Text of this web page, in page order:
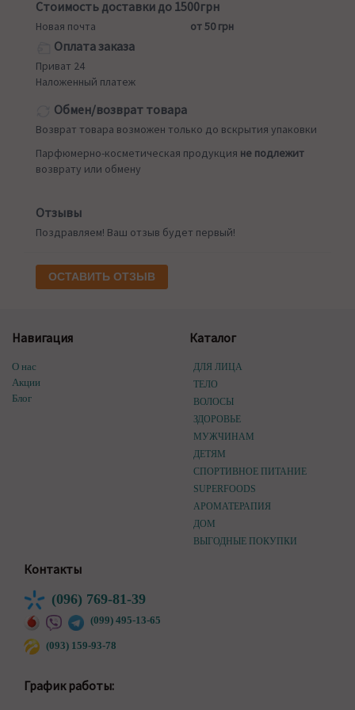
Стоимость доставки до 1500грн
Новая почта от 50 грн
Оплата заказа
Приват 24
Наложенный платеж
Обмен/возврат товара
Возврат товара возможен только до вскрытия упаковки
Парфюмерно-косметическая продукция не подлежит
возврату или обмену
Отзывы
Поздравляем! Ваш отзыв будет первый!
ОСТАВИТЬ ОТЗЫВ
Навигация
О нас
Акции
Блог
Каталог
ДЛЯ ЛИЦА
ТЕЛО
ВОЛОСЫ
ЗДОРОВЬЕ
МУЖЧИНАМ
ДЕТЯМ
СПОРТИВНОЕ ПИТАНИЕ
SUPERFOODS
АРОМАТЕРАПИЯ
ДОМ
ВЫГОДНЫЕ ПОКУПКИ
Контакты
(096) 769-81-39
(099) 495-13-65
(093) 159-93-78
График работы: